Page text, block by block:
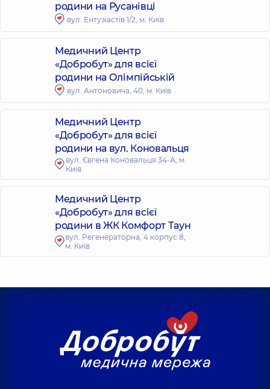
родини на Русанівці
вул. Ентузіастів 1/2, м. Київ
Медичний Центр
«Добробут» для всієї
родини на Олімпійській
вул. Антоновича, 40, м. Київ
Медичний Центр
«Добробут» для всієї
родини на вул. Коновальця
вул. Євгена Коновальця 34-А, м.
Київ
Медичний Центр
«Добробут» для всієї
родини в ЖК Комфорт Таун
вул. Регенераторна, 4 корпус 8,
м. Київ